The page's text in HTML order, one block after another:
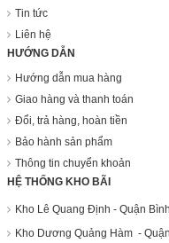
Tin tức
Liên hệ
HƯỚNG DẪN
Hướng dẫn mua hàng
Giao hàng và thanh toán
Đổi, trả hàng, hoàn tiền
Bảo hành sản phẩm
Thông tin chuyển khoản
HỆ THỐNG KHO BÃI
Kho Lê Quang Định - Quận
Kho Dương Quảng Hàm -